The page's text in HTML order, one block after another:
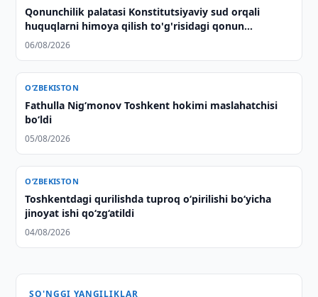
Qonunchilik palatasi Konstitutsiyaviy sud orqali
huquqlarni himoya qilish to'g'risidagi qonun
loyihasini ma'qulladi
06/08/2026
O‘ZBEKISTON
Fathulla Nig‘monov Toshkent hokimi maslahatchisi
bo‘ldi
05/08/2026
O‘ZBEKISTON
Toshkentdagi qurilishda tuproq o‘pirilishi bo‘yicha
jinoyat ishi qo‘zg‘atildi
04/08/2026
SO'NGGI YANGILIKLAR